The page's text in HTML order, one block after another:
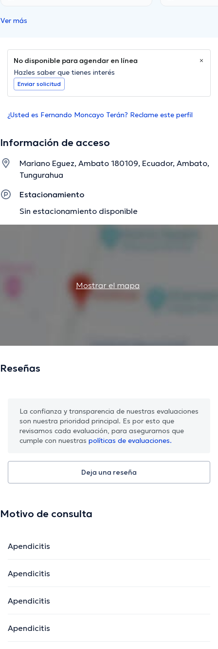
Ver más
No disponible para agendar en línea
Hazles saber que tienes interés
Enviar solicitud
¿Usted es Fernando Moncayo Terán? Reclame este perfil
Información de acceso
Mariano Eguez, Ambato 180109, Ecuador, Ambato,
Tungurahua
Estacionamiento
Sin estacionamiento disponible
Mostrar el mapa
Reseñas
La confianza y transparencia de nuestras evaluaciones
son nuestra prioridad principal. Es por esto que
revisamos cada evaluación, para asegurarnos que
cumple con nuestras políticas de evaluaciones.
Deja una reseña
Motivo de consulta
Apendicitis
Apendicitis
Apendicitis
Apendicitis